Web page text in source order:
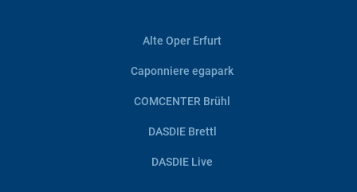
Alte Oper Erfurt
Caponniere egapark
COMCENTER Brühl
DASDIE Brettl
DASDIE Live